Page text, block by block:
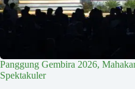
Panggung Gembira 2026,
Spektakuler